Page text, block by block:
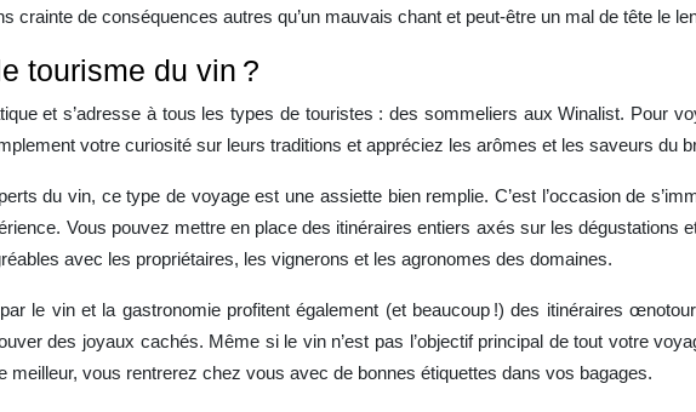
crainte de conséquences autres qu’un mauvais chant et peut-être un mal de tête le
tourisme du vin ?
et s’adresse à tous les types de touristes : des sommeliers aux Winalist. Pour
votre curiosité sur leurs traditions et appréciez les arômes et les saveurs du
du vin, ce type de voyage est une assiette bien remplie. C’est l’occasion de
Vous pouvez mettre en place des itinéraires entiers axés sur les dégustations
avec les propriétaires, les vignerons et les agronomes des domaines.
le vin et la gastronomie profitent également (et beaucoup !) des itinéraires
des joyaux cachés. Même si le vin n’est pas l’objectif principal de tout votre
meilleur, vous rentrerez chez vous avec de bonnes étiquettes dans vos bagages.